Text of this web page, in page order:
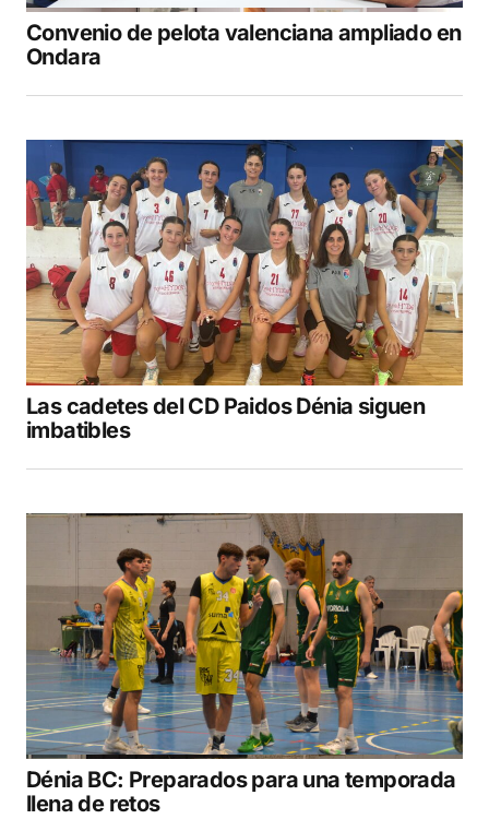
Convenio de pelota valenciana ampliado en
Ondara
Las cadetes del CD Paidos Dénia siguen
imbatibles
Dénia BC: Preparados para una temporada
llena de retos